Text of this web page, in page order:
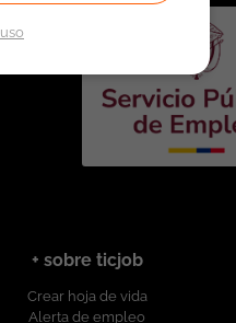
+ sobre ticjob
Crear hoja de vida
Alerta de empleo